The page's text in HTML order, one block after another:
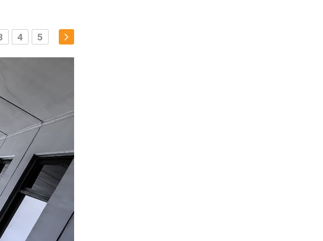
4 5